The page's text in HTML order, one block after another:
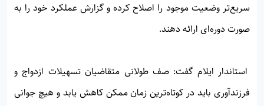
سریع‌تر وضعیت موجود را اصلاح کرده و گزارش عملکرد خود را به
صورت دوره‌ای ارائه دهند.
استاندار ایلام گفت: صف طولانی متقاضیان تسهیلات ازدواج و
فرزندآوری باید در کوتاه‌ترین زمان ممکن کاهش یابد و هیچ جوانی